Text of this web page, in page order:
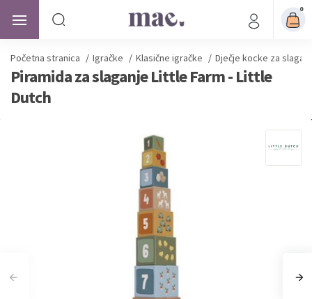
0
Početna stranica / Igračke / Klasične igračke / Dječje kocke za
Piramida za slaganje Little Farm - Little
Dutch